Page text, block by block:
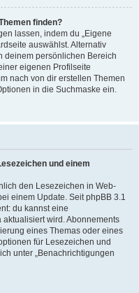
finden?
lassen, indem du „Eigene
auswählst. Alternativ
deinem persönlichen Bereich
eigenen Profilseite
nach von dir erstellen Themen
in die Suchmaske ein.
und einem
den Lesezeichen in Web-
einem Update. Seit phpBB 3.1
du kannst eine
wird. Abonnements
eines Themas oder eines
für Lesezeichen und
unter „Benachrichtigungen